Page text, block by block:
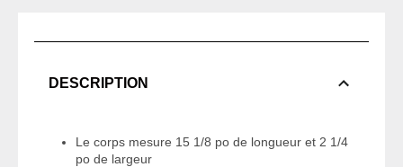
DESCRIPTION
Le corps mesure 15 1/8 po de longueur et 2 1/4
po de largeur